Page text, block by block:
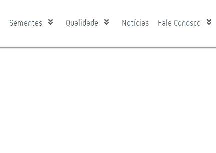
Sementes Qualidade Notícias Fale Conosco